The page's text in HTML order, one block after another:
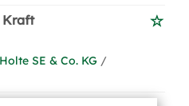
Kraft
SE & Co. KG /